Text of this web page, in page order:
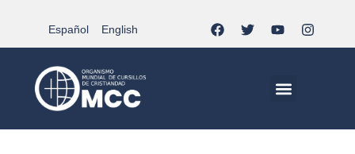
Español English
sinodalidad
Posts (Espanhol)